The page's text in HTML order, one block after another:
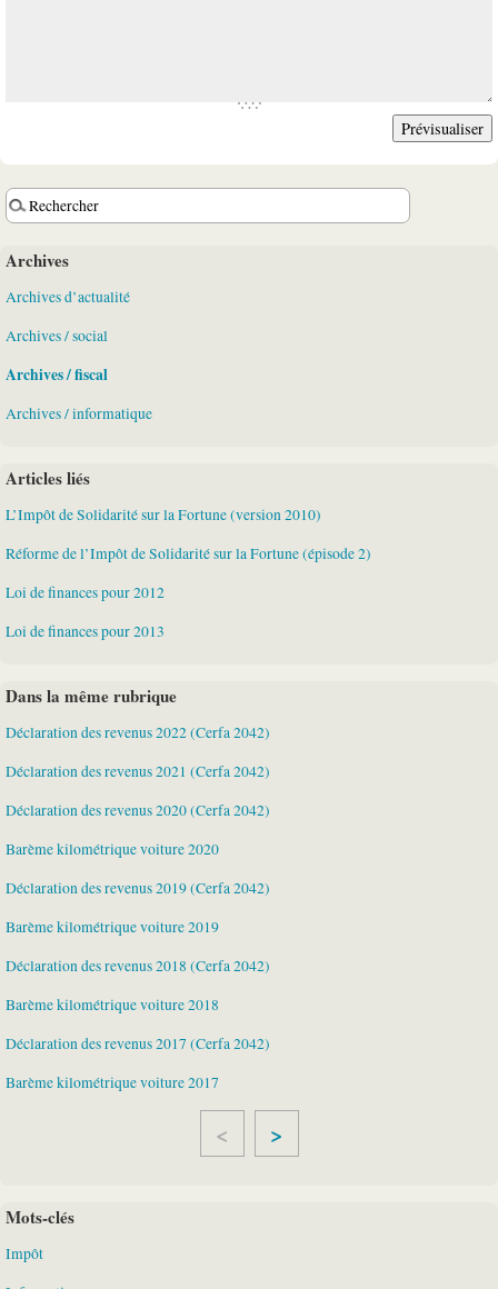
Archives
Archives d’actualité
Archives / social
Archives / fiscal
Archives / informatique
Articles liés
L’Impôt de Solidarité sur la Fortune (version 2010)
Réforme de l’Impôt de Solidarité sur la Fortune (épisode 2)
Loi de finances pour 2012
Loi de finances pour 2013
Dans la même rubrique
Déclaration des revenus 2022 (Cerfa 2042)
Déclaration des revenus 2021 (Cerfa 2042)
Déclaration des revenus 2020 (Cerfa 2042)
Barème kilométrique voiture 2020
Déclaration des revenus 2019 (Cerfa 2042)
Barème kilométrique voiture 2019
Déclaration des revenus 2018 (Cerfa 2042)
Barème kilométrique voiture 2018
Déclaration des revenus 2017 (Cerfa 2042)
Barème kilométrique voiture 2017
>
Mots-clés
Impôt